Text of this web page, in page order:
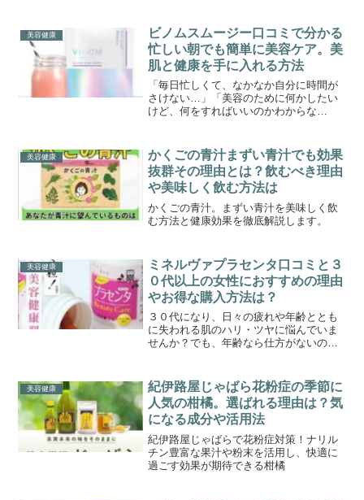
るでしょう。手汗は、ただの生理現象で
はなく、あなたの生活の質...
美容健康
ビノムスムージー口コミで分かる
忙しい朝でも簡単に美容ケア。美
肌と健康を手に入れる方法
「毎日忙しくて、なかなか自分に時間が
さけない…」「美容のために何かしたい
けど、何をすればいいのかわからな
にとって、毎日の食事選びはとても重要
ですよね。特に忙しい朝、手軽...
美容健康
かくごの青汁まずい青汁でも効果
抜群その理由とは？飲むべき理由
や美味しく飲む方法は
かくごの青汁。まずい青汁を美味しく飲
む方法と健康効果を徹底解説します。
美容健康
ミネルヴァプラセンタ口コミと３
０代以上の女性におすすめの理由
やお得な購入方法は？
３０代になり、日々の疲れや年齢ととも
に失われる肌のハリ・ツヤに悩んでいま
せんか？でも、年齢なら仕方がないのか
品質な豚プラセンタや美容成分を贅沢に
配合したサプリなんです。...
美容健康
紀伊路屋じゃばら花粉症の季節に
人気の柑橘。選ばれる理由は？気
になる成分や活用法
紀伊路屋じゃばらで花粉症対策！ナリル
チン豊富な果汁や粉末を活用し、快適に
過ごす効果が期待できる柑橘